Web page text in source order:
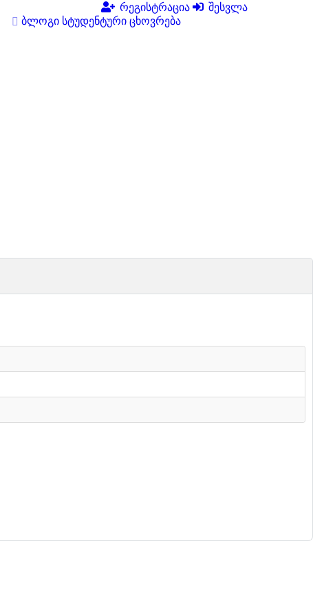
რეგისტრაცია
შესვლა
ბლოგი სტუდენტური ცხოვრება